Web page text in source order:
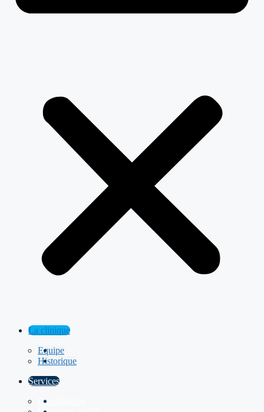
La clinique
Equipe
Historique
Services
Consultation